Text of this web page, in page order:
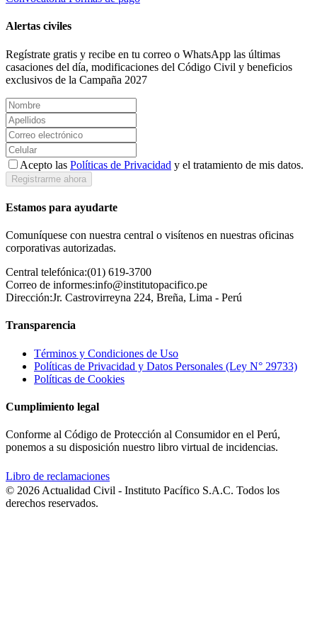
Alertas civiles
Regístrate gratis y recibe en tu correo o WhatsApp las últimas
casaciones del día, modificaciones del Código Civil y beneficios
exclusivos de la Campaña 2027
Acepto las Políticas de Privacidad y el tratamiento de mis datos.
Registrarme ahora
Estamos para ayudarte
Comuníquese con nuestra central o visítenos en nuestras oficinas
corporativas autorizadas.
Central telefónica:(01) 619-3700
Correo de informes:info@institutopacifico.pe
Dirección:Jr. Castrovirreyna 224, Breña, Lima - Perú
Transparencia
Términos y Condiciones de Uso
Políticas de Privacidad y Datos Personales (Ley N° 29733)
Políticas de Cookies
Cumplimiento legal
Conforme al Código de Protección al Consumidor en el Perú,
ponemos a su disposición nuestro libro virtual de incidencias.
Libro de reclamaciones
© 2026 Actualidad Civil - Instituto Pacífico S.A.C. Todos los
derechos reservados.